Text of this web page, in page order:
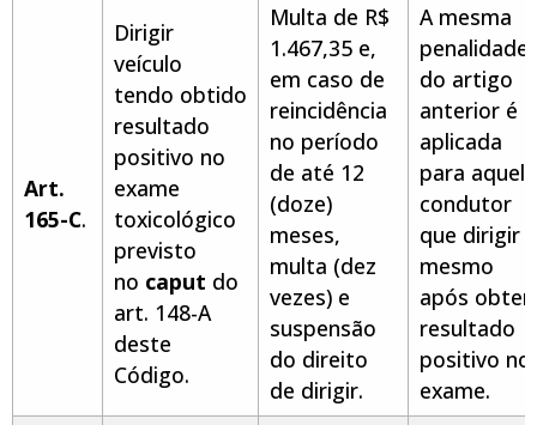
Art.
165-C.
Dirigir
veículo
tendo obtido
resultado
positivo no
exame
toxicológico
previsto
no caput do
art. 148-A
deste
Código.
Multa de R$
1.467,35 e,
em caso de
reincidência
no período
de até 12
(doze)
meses,
multa (dez
vezes) e
suspensão
do direito
de dirigir.
A mesma
penalidade
do artigo
anterior é
aplicada
para aquele
condutor
que dirigir
mesmo
após obter
resultado
positivo no
exame.